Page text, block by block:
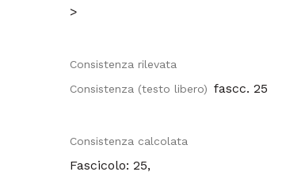
>
Consistenza rilevata
Consistenza (testo libero) fascc. 25
Consistenza calcolata
Fascicolo: 25,